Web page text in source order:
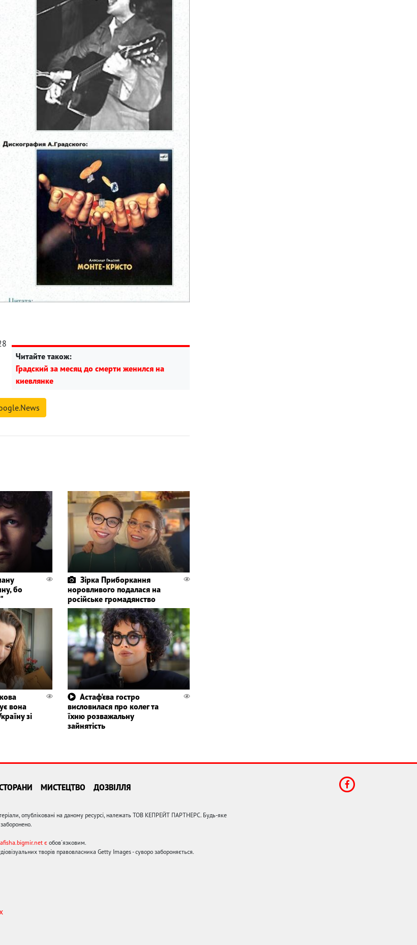
Читайте також:
Градский за месяц до смерти женился на
киевлянке
бо
Зірка Приборкання
норовливого подалася на
російське громадянство
вона
зі
Астаф'єва гостро
висловилася про колег та
їхню розважальну
зайнятість
МИСТЕЦТВО ДОЗВІЛЛЯ
опубліковані на даному ресурсі, належать ТОВ КЕПРЕЙТ ПАРТНЕРС. Будь-яке
afisha.bigmir.net є обов'язковим.
творів правовласника Getty Images - суворо забороняється.